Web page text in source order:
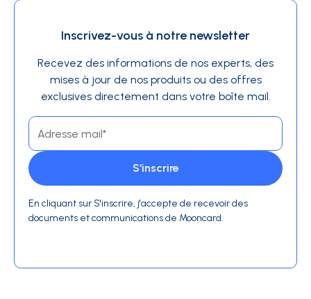
Inscrivez-vous à notre newsletter
Recevez des informations de nos experts, des
mises à jour de nos produits ou des offres
exclusives directement dans votre boîte mail.
En cliquant sur S'inscrire, j'accepte de recevoir des
documents et communications de Mooncard.